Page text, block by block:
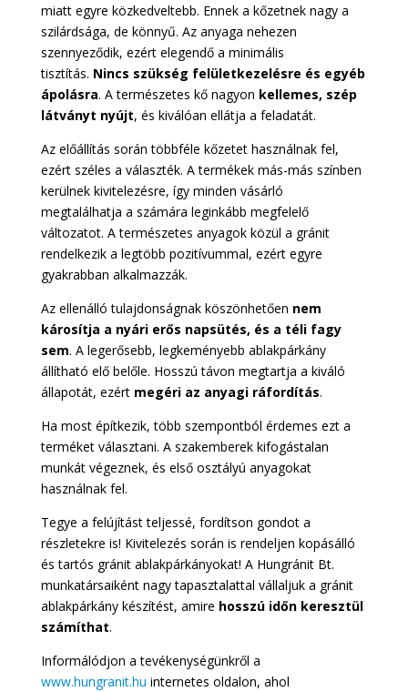
miatt egyre közkedveltebb. Ennek a kőzetnek nagy a
szilárdsága, de könnyű. Az anyaga nehezen
szennyeződik, ezért elegendő a minimális
tisztítás. Nincs szükség felületkezelésre és egyéb
ápolásra. A természetes kő nagyon kellemes, szép
látványt nyújt, és kiválóan ellátja a feladatát.
Az előállítás során többféle kőzetet használnak fel,
ezért széles a választék. A termékek más-más színben
kerülnek kivitelezésre, így minden vásárló
megtalálhatja a számára leginkább megfelelő
változatot. A természetes anyagok közül a gránit
rendelkezik a legtöbb pozitívummal, ezért egyre
gyakrabban alkalmazzák.
Az ellenálló tulajdonságnak köszönhetően nem
károsítja a nyári erős napsütés, és a téli fagy
sem. A legerősebb, legkeményebb ablakpárkány
állítható elő belőle. Hosszú távon megtartja a kiváló
állapotát, ezért megéri az anyagi ráfordítás.
Ha most építkezik, több szempontból érdemes ezt a
terméket választani. A szakemberek kifogástalan
munkát végeznek, és első osztályú anyagokat
használnak fel.
Tegye a felújítást teljessé, fordítson gondot a
részletekre is! Kivitelezés során is rendeljen kopásálló
és tartós gránit ablakpárkányokat! A Hungránit Bt.
munkatársaiként nagy tapasztalattal vállaljuk a gránit
ablakpárkány készítést, amire hosszú időn keresztül
számíthat.
Informálódjon a tevékenységünkről a
www.hungranit.hu internetes oldalon, ahol